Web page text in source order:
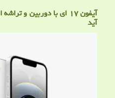
آیفون ۱۷ ای با دوربین و
آید